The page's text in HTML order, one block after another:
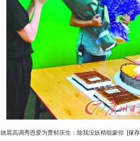
姚晨高调秀恩爱为曹郁庆生：除我没妖精能蒙你 [保